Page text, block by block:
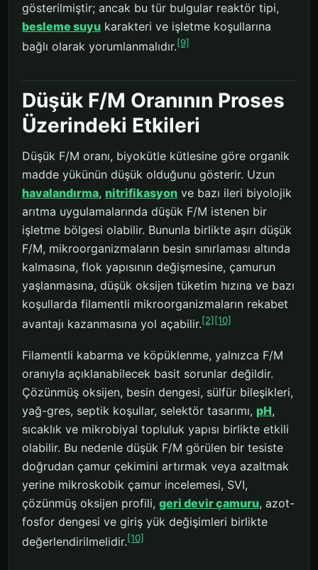
gösterilmiştir; ancak bu tür bulgular reaktör tipi,
besleme suyu karakteri ve işletme koşullarına
bağlı olarak yorumlanmalıdır.[9]
Düşük F/M Oranının Proses
Üzerindeki Etkileri
Düşük F/M oranı, biyokütle kütlesine göre organik
madde yükünün düşük olduğunu gösterir. Uzun
havalandırma, nitrifikasyon ve bazı ileri biyolojik
arıtma uygulamalarında düşük F/M istenen bir
işletme bölgesi olabilir. Bununla birlikte aşırı düşük
F/M, mikroorganizmaların besin sınırlaması altında
kalmasına, flok yapısının değişmesine, çamurun
yaşlanmasına, düşük oksijen tüketim hızına ve bazı
koşullarda filamentli mikroorganizmaların rekabet
avantajı kazanmasına yol açabilir.[2][10]
Filamentli kabarma ve köpüklenme, yalnızca F/M
oranıyla açıklanabilecek basit sorunlar değildir.
Çözünmüş oksijen, besin dengesi, sülfür bileşikleri,
yağ-gres, septik koşullar, selektör tasarımı, pH,
sıcaklık ve mikrobiyal topluluk yapısı birlikte etkili
olabilir. Bu nedenle düşük F/M görülen bir tesiste
doğrudan çamur çekimini artırmak veya azaltmak
yerine mikroskobik çamur incelemesi, SVI,
çözünmüş oksijen profili, geri devir çamuru, azot-
fosfor dengesi ve giriş yük değişimleri birlikte
değerlendirilmelidir.[10]